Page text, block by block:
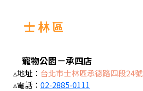
士 林 區
寵物公園－承四店
▵地址： 台北市士林區承德路四段24號
▵電話： 02-2885-0111